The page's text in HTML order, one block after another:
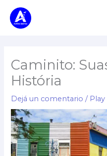
Caminito:
História
Dejá un comentario /